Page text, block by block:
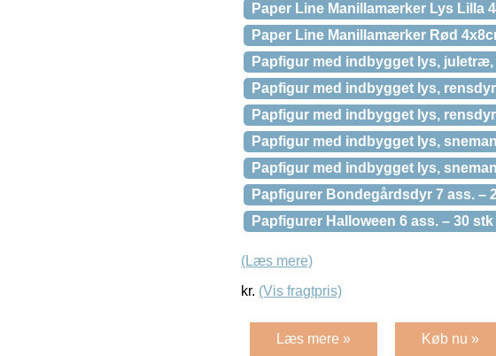
Paper Line Manillamærker Lys Lilla
Paper Line Manillamærker Rød
Papfigur med indbygget lys, juletræ,
Papfigur med indbygget lys,
Papfigur med indbygget lys,
Papfigur med indbygget lys,
Papfigur med indbygget lys,
Papfigurer Bondegårdsdyr 7 ass. –
Papfigurer Halloween 6 ass. – 30 stk
(Læs mere)
kr. (Vis fragtpris)
Læs mere » Køb nu »